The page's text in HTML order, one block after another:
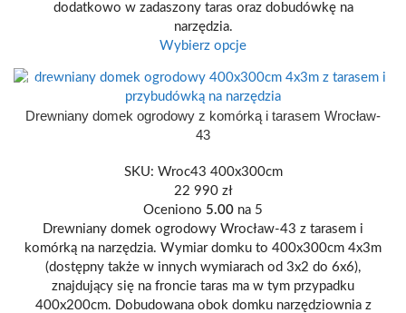
dodatkowo w zadaszony taras oraz dobudówkę na
narzędzia.
Wybierz opcje
400 X 300
Drewniany domek ogrodowy z komórką i tarasem Wrocław-
43
SKU: Wroc43 400x300cm
22 990 zł
Oceniono 5.00 na 5
Drewniany domek ogrodowy Wrocław-43 z tarasem i
komórką na narzędzia. Wymiar domku to 400x300cm 4x3m
(dostępny także w innych wymiarach od 3x2 do 6x6),
znajdujący się na froncie taras ma w tym przypadku
400x200cm. Dobudowana obok domku narzędziownia z